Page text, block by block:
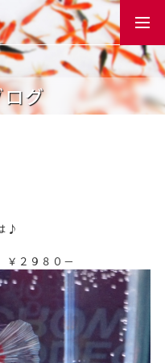
グ
♪
２９８０－